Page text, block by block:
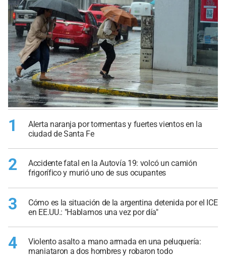
1
Alerta naranja por tormentas y fuertes vientos en la
ciudad de Santa Fe
2
Accidente fatal en la Autovía 19: volcó un camión
frigorífico y murió uno de sus ocupantes
3
Cómo es la situación de la argentina detenida por el ICE
en EE.UU.: "Hablamos una vez por día"
4
Violento asalto a mano armada en una peluquería:
maniataron a dos hombres y robaron todo